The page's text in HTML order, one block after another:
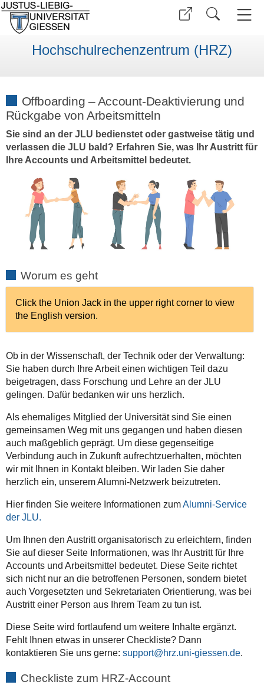
Hochschulrechenzentrum (HRZ)
Offboarding – Account-Deaktivierung und
Rückgabe von Arbeitsmitteln
Sie sind an der JLU bedienstet oder gastweise tätig und
verlassen die JLU bald? Erfahren Sie, was Ihr Austritt für
Ihre Accounts und Arbeitsmittel bedeutet.
Worum es geht
Click the Union Jack in the upper right corner to view
the English version.
Ob in der Wissenschaft, der Technik oder der Verwaltung:
Sie haben durch Ihre Arbeit einen wichtigen Teil dazu
beigetragen, dass Forschung und Lehre an der JLU
gelingen. Dafür bedanken wir uns herzlich.
Als ehemaliges Mitglied der Universität sind Sie einen
gemeinsamen Weg mit uns gegangen und haben diesen
auch maßgeblich geprägt. Um diese gegenseitige
Verbindung auch in Zukunft aufrechtzuerhalten, möchten
wir mit Ihnen in Kontakt bleiben. Wir laden Sie daher
herzlich ein, unserem Alumni-Netzwerk beizutreten.
Hier finden Sie weitere Informationen zumAlumni-Service
der JLU.
Um Ihnen den Austritt organisatorisch zu erleichtern, finden
Sie auf dieser Seite Informationen, was Ihr Austritt für Ihre
Accounts und Arbeitsmittel bedeutet. Diese Seite richtet
sich nicht nur an die betroffenen Personen, sondern bietet
auch Vorgesetzten und Sekretariaten Orientierung, was bei
Austritt einer Person aus Ihrem Team zu tun ist.
Diese Seite wird fortlaufend um weitere Inhalte ergänzt.
Fehlt Ihnen etwas in unserer Checkliste? Dann
kontaktieren Sie uns gerne: support .
Checkliste zum HRZ-Account